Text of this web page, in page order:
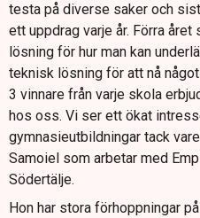
testa på diverse saker och
ett uppdrag varje år. Förra
lösning för hur man kan
teknisk lösning för att nå
3 vinnare från varje skola
hos oss. Vi ser ett ökat
gymnasieutbildningar tack
Samoiel som arbetar med
Södertälje.
Hon har stora förhoppningar